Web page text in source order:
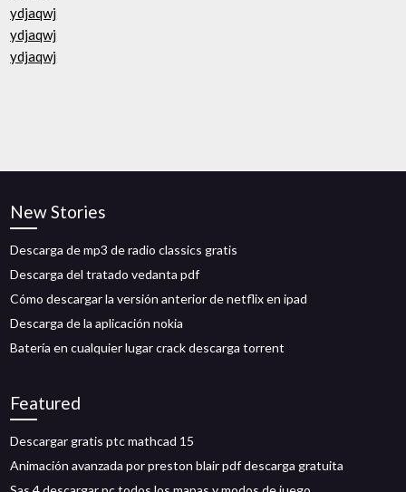
ydjaqwj
ydjaqwj
ydjaqwj
New Stories
Descarga de mp3 de radio classics gratis
Descarga del tratado vedanta pdf
Cómo descargar la versión anterior de netflix en ipad
Descarga de la aplicación nokia
Batería en cualquier lugar crack descarga torrent
Featured
Descargar gratis ptc mathcad 15
Animación avanzada por preston blair pdf descarga gratuita